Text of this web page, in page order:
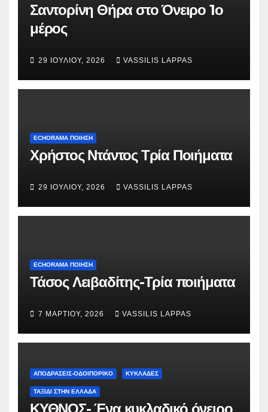
Σαντορίνη Θήρα στο Όνειρο 1ο
μέρος
29 ΙΟΥΛΊΟΥ, 2026 VASSILIS LAPPAS
ECHORAMA ΠΟΙΗΣΗ
Χρήστος Ντάντος Τρία Ποιήματα
29 ΙΟΥΛΊΟΥ, 2026 VASSILIS LAPPAS
ECHORAMA ΠΟΙΗΣΗ
Τάσος Λειβαδίτης-Τρία ποιήματα
7 ΜΑΡΤΊΟΥ, 2026 VASSILIS LAPPAS
ΑΠΟΔΡΑΣΕΙΣ-ΟΔΟΙΠΟΡΙΚΟ ΚΥΚΛΑΔΕΣ
ΤΑΞΊΔΙ ΣΤΗΝ ΕΛΛΆΔΑ